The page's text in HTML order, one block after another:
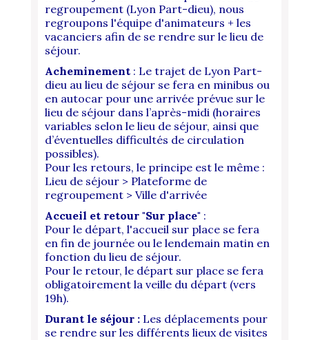
regroupement (Lyon Part-dieu), nous
regroupons l'équipe d'animateurs + les
vacanciers afin de se rendre sur le lieu de
séjour.
Acheminement : Le trajet de Lyon Part-
dieu au lieu de séjour se fera en minibus ou
en autocar pour une arrivée prévue sur le
lieu de séjour dans l’après-midi (horaires
variables selon le lieu de séjour, ainsi que
d’éventuelles difficultés de circulation
possibles).
Pour les retours, le principe est le même :
Lieu de séjour > Plateforme de
regroupement > Ville d'arrivée
Accueil et retour "Sur place" :
Pour le départ, l'accueil sur place se fera
en fin de journée ou le lendemain matin en
fonction du lieu de séjour.
Pour le retour, le départ sur place se fera
obligatoirement la veille du départ (vers
19h).
Durant le séjour : Les déplacements pour
se rendre sur les différents lieux de visites